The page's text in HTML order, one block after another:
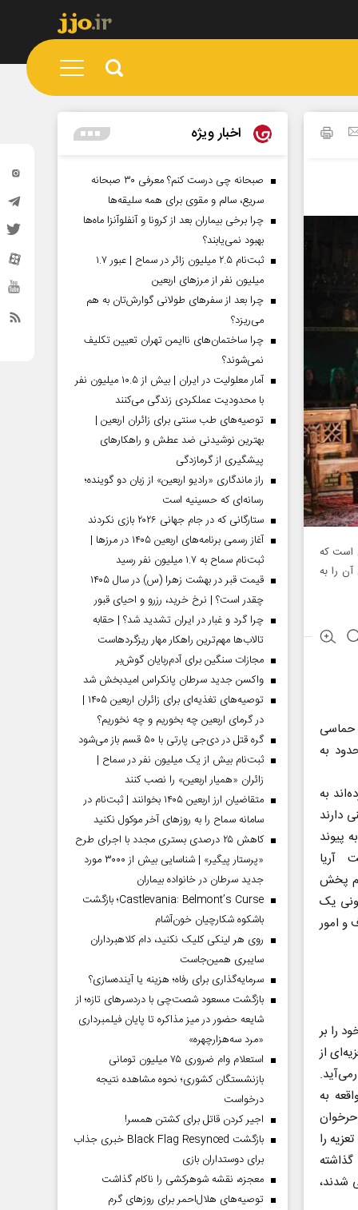
است که
را به
حماسی
به
به
دارند
پیوند
آریا
پخش
یک
کل اوقاف و امور
را بر
از
به
را
شدند،
اخبار ویژه
صبحانه چی درست کنم؟ معرفی ۳۰ صبحانه
سریع، سالم و مقوی برای همه سلیقه‌ها
چرا برخی بیماران بعد از کرونا و آنفلوآنزا ماه‌ها
بهبود نمی‌یابند؟
ثبت‌نام ۲.۵ میلیون زائر در سماح | عبور ۱.۷
میلیون نفر از مرز‌های اربعین
چرا بعد از سفرهای طولانی گوارش‌تان به هم
می‌ریزد؟
چرا ساختمان‌های ناایمن تهران تعیین تکلیف
نمی‌شوند؟
آمار معلولیت در ایران | بیش از ۱۰.۵ میلیون نفر
با محدودیت عملکردی زندگی می‌کنند
توصیه‌های طب سنتی برای زائران اربعین |
بهترین نوشیدنی ضد عطش و راهکارهای
پیشگیری از گرمازدگی
راز ماندگاری «رادیو اربعین» از زبان دو گوینده؛
رسانه‌ای که حسینیه است
ستارگانی که در جام جهانی ۲۰۲۶ بازی نکردند
آغاز رسمی برنامه‌های اربعین ۱۴۰۵ در مرز‌ها |
ثبت‌نام سماح به ۱.۷ میلیون نفر رسید
قیمت قبر در بهشت زهرا (س) در سال ۱۴۰۵
چقدر است؟ | نرخ خرید، رزرو و احیای قبور
چرا گرد و غبار در ایران تشدید شد؟ | حقابه
تالاب‌ها مهم‌ترین راهکار مهار ریزگردهاست
مجازات سنگین برای آدم‌ربایان گوش‌بر
واکسن جدید سرطان پانکراس امیدبخش شد
توصیه‌های تغذیه‌ای برای زائران اربعین ۱۴۰۵ |
در گرمای اربعین چه بخوریم و چه نخوریم؟
گره قتل در دی‌جی پارتی با ۵۰ قسم باز می‌شود
ثبت‌نام بیش از یک میلیون نفر در سماح |
زائران «همیار اربعین» را نصب کنند
متقاضیان ارز اربعین ۱۴۰۵ بخوانند | ثبت‌نام در
سامانه سماح را به روز‌های آخر موکول نکنید
کاهش ۲۵ درصدی بستری مجدد با اجرای طرح
«پرستار پیگیر» | شناسایی بیش از ۳۰۰۰ مورد
جدید سرطان در خانواده بیماران
Castlevania: Belmont’s Curse؛ بازگشت
باشکوه شکارچیان خون‌آشام
روی هر لینکی کلیک نکنید، دام کلاهبرداران
سایبری همین‌جاست
سرمایه‌گذاری برای رفاه؛ هزینه یا آینده‌سازی؟
بازگشت مسعود شصت‌چی با دردسر‌های تازه؛ از
شایعه حضور در میز مذاکره تا پایان فیلمبرداری
«مرد سه‌هزارچهره»
استعلام وام ضروری ۷۵ میلیون تومانی
بازنشستگان کشوری؛ نحوه مشاهده نتیجه
درخواست
اجیر کردن قاتل برای کشتن همسر!
بازگشت Black Flag Resynced خبری جذاب
برای دوستداران بازی
معجزه، نقشه شوهرکشی را ناکام گذاشت
توصیه‌های هلال‌احمر برای روز‌های گرم